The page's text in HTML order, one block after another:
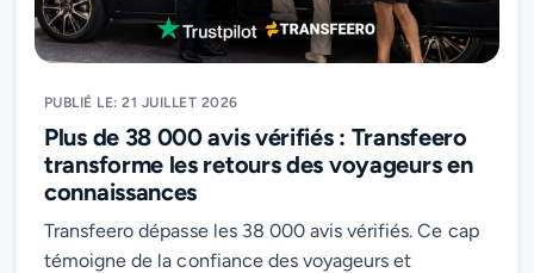
PUBLIÉ LE: 21 JUILLET 2026
Plus de 38 000 avis vérifiés : Transfeero
transforme les retours des voyageurs en
connaissances
Transfeero dépasse les 38 000 avis vérifiés. Ce cap
témoigne de la confiance des voyageurs et